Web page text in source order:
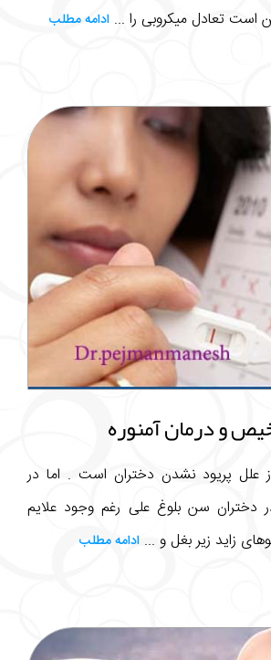
تعادل میکروبی را ... ادامه مطلب
و درمان آمنوره
علل پریود نشدن دختران است . اما در
دختران سن بلوغ علی رغم وجود علایم
زاید زیر بغل و ... ادامه مطلب